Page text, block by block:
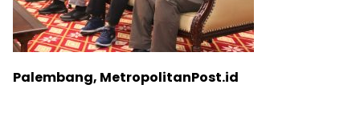
Palembang, MetropolitanPost.id